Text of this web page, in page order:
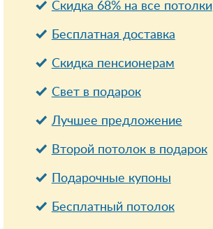
Скидка 68% на все потолки
Бесплатная доставка
Cкидка пенсионерам
Свет в подарок
Лучшее предложение
Второй потолок в подарок
Подарочные купоны
Бесплатный потолок